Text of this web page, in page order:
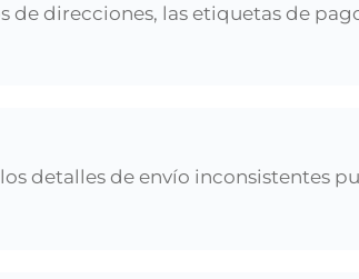
direcciones, las etiquetas de
detalles de envío inconsistentes